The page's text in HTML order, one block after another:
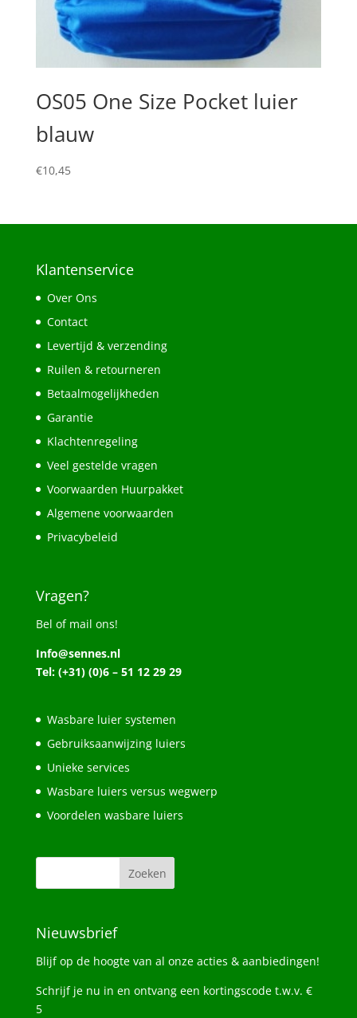
OS05 One Size Pocket luier
blauw
€10,45
Klantenservice
Over Ons
Contact
Levertijd & verzending
Ruilen & retourneren
Betaalmogelijkheden
Garantie
Klachtenregeling
Veel gestelde vragen
Voorwaarden Huurpakket
Algemene voorwaarden
Privacybeleid
Vragen?
Bel of mail ons!
Info@sennes.nl
Tel: (+31) (0)6 – 51 12 29 29
Wasbare luier systemen
Gebruiksaanwijzing luiers
Unieke services
Wasbare luiers versus wegwerp
Voordelen wasbare luiers
Nieuwsbrief
Blijf op de hoogte van al onze acties & aanbiedingen!
Schrijf je nu in en ontvang een kortingscode t.w.v. €
5